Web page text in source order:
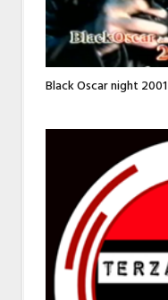
Black Oscar night 2001